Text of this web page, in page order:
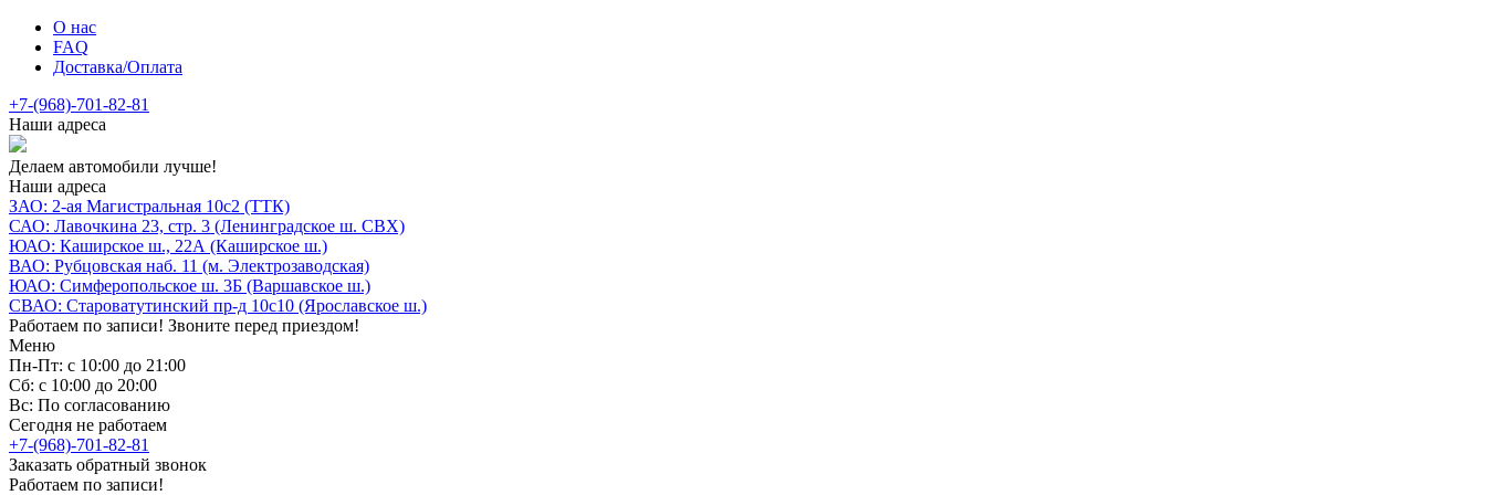
О нас
FAQ
Доставка/Оплата
+7-(968)-701-82-81
Наши адреса
Делаем автомобили лучше!
Наши адреса
ЗАО: 2-ая Магистральная 10с2 (ТТК)
САО: Лавочкина 23, стр. 3 (Ленинградское ш. СВХ)
ЮАО: Каширское ш., 22А (Каширское ш.)
ВАО: Рубцовская наб. 11 (м. Электрозаводская)
ЮАО: Симферопольское ш. 3Б (Варшавское ш.)
СВАО: Староватутинский пр-д 10с10 (Ярославское ш.)
Работаем по записи! Звоните перед приездом!
Меню
Пн-Пт: с 10:00 до 21:00
Сб: с 10:00 до 20:00
Вс: По согласованию
Сегодня не работаем
+7-(968)-701-82-81
Заказать обратный звонок
Работаем по записи!